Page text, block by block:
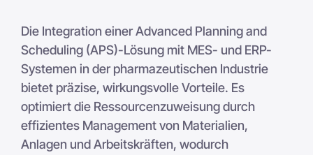
Die Integration einer Advanced Planning and
Scheduling (APS)-Lösung mit MES- und ERP-
Systemen in der pharmazeutischen Industrie
bietet präzise, wirkungsvolle Vorteile. Es
optimiert die Ressourcenzuweisung durch
effizientes Management von Materialien,
Anlagen und Arbeitskräften, wodurch